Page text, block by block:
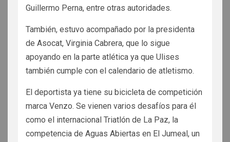
Guillermo Perna, entre otras autoridades.
También, estuvo acompañado por la presidenta
de Asocat, Virginia Cabrera, que lo sigue
apoyando en la parte atlética ya que Ulises
también cumple con el calendario de atletismo.
El deportista ya tiene su bicicleta de competición
marca Venzo. Se vienen varios desafíos para él
como el internacional Triatlón de La Paz, la
competencia de Aguas Abiertas en El Jumeal, un